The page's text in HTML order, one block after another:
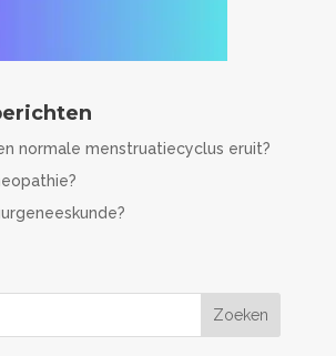
normale menstruatiecyclus eruit?